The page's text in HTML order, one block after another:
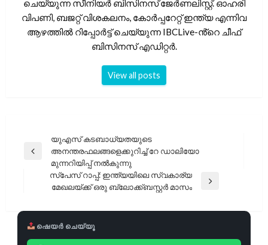
ചെയ്യുന്ന സീനിയർ ബിസിനസ് ജേർണലിസ്റ്റ്. ഓഹരി
വിപണി, ബജറ്റ് വിശകലനം, കോർപ്പറേറ്റ് ഇന്ത്യ എന്നിവ
ആഴത്തിൽ റിപ്പോർട്ട് ചെയ്യുന്ന IBCLive-ൻ്റെ ചീഫ്
ബിസിനസ് എഡിറ്റർ.
View all posts
പോസ്റ്റുകളിലൂടെ
Previous
യുഎസ് കടബാധ്യതയുടെ
അനന്തരഫലങ്ങളെക്കുറിച്ച് റേ ഡാലിയോ
മുന്നറിയിപ്പ് നൽകുന്നു
സ്‌പേസ് റാപ്പ്: ഇന്ത്യയിലെ സ്വകാര്യ
മേഖലയ്ക്ക് ഒരു ബ്ലോക്ക്ബസ്റ്റർ മാസം
ഷെയർ ചെയ്യൂ